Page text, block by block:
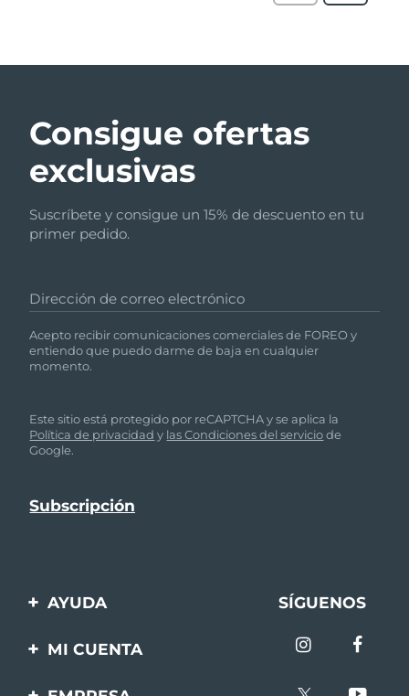
Consigue ofertas
exclusivas
Suscríbete y consigue un 15% de descuento en tu
primer pedido.
Dirección de correo electrónico
Acepto recibir comunicaciones comerciales de FOREO y
entiendo que puedo darme de baja en cualquier
momento.
Este sitio está protegido por reCAPTCHA y se aplica la
Política de privacidad y las Condiciones del serviciode
Google.
AYUDA
Contáctanos
SÍGUENOS
MI CUENTA
Registro de productos